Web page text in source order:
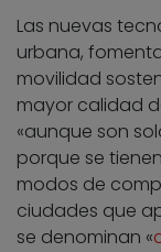
Las nuevas
urbana,
movilidad
mayor calidad
«aunque son
porque se
modos de
ciudades que
se denominan «